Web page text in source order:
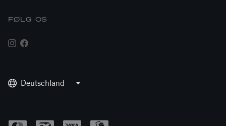
FØLG OS
Deutschland